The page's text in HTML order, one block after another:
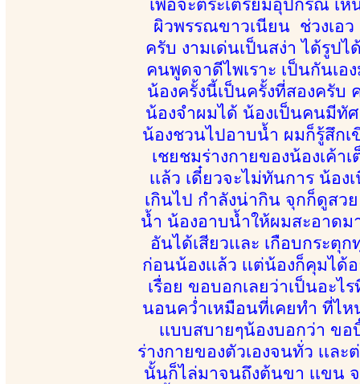
เพื่อจะตระเตรียมอุปกรณ์ เ
ผิวพรรณขาวเนียน ช่วงเอ
ครับ งามเด่นเป็นสง่า ได้รูป
คนพูดจาดีไพเราะ เป็นกันเอ
น้องครั้งนี้เป็นครั้งที่สองครับ
น้องจำผมได้ น้องเป็นคนมีทั
น้องชวนไปอาบน้ำ ผมก็รู้สึกเ
เชยชมร่างกายของน้องเค้า
เเล้ว เดี๋ยวจะไม่ทันการ น้อ
เกินไป กำลังน่ากิน จุกก็ดูสว
น้ำ น้องอาบน้ำให้ผมสะอาดม
อันได้เสียวเเละ เกือบกระตุ
ก่อนน้องเเล้ว เเต่น้องก็คุมไ
เรื่อย ขอบอกเลยว่าเป็นอะไ
นอนคว่ำเหมือนที่เคยทำ ที่ไห
เเบบสบายๆน้องบอกว่า ข
ร่างกายของตัวเองจนทั่ว เเ
นั้นก็ไล่มาจนถึงต้นขา เเขน